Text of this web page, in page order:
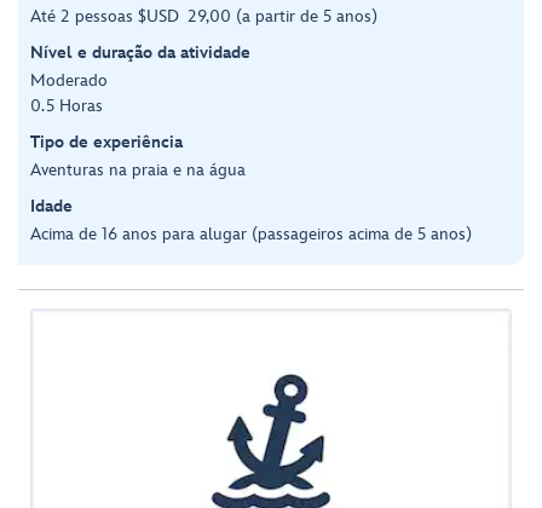
Até 2 pessoas $USD 29,00 (a partir de 5 anos)
Nível e duração da atividade
Moderado
0.5 Horas
Tipo de experiência
Aventuras na praia e na água
Idade
Acima de 16 anos para alugar (passageiros acima de 5 anos)